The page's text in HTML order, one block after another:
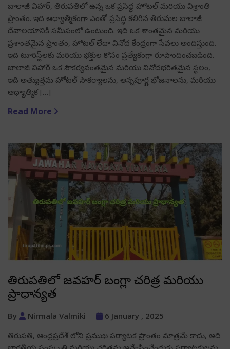
బాలాజీ విహార్, తిరుపతిలో ఉన్న ఒక ప్రసిద్ధ హోటల్ మరియు విశ్రాంతి
ప్రాంతం. ఇది ఆధ్యాత్మికంగా ఎంతో ప్రసిద్ధి కలిగిన తిరుమల బాలాజీ
దేవాలయానికి సమీపంలో ఉంటుంది. ఇది ఒక శాంతమైన మరియు
ప్రశాంతమైన ప్రాంతం, హోటల్ లేదా వినోద కేంద్రంగా సేవలు అందిస్తుంది.
ఇది టూరిస్ట్‌లకు మరియు భక్తుల కోసం ప్రత్యేకంగా రూపొందించబడింది.
బాలాజీ విహార్ ఒక సౌకర్యవంతమైన మరియు వినోదభరితమైన స్థలం,
ఇది అత్యుత్తమ హోటల్ సౌకర్యాలను, అన్నపూర్ణ భోజనాలను, మరియు
ఆధ్యాత్మిక […]
Read More
తిరుపతిలో జవహర్ బంగ్లా చరిత్ర మరియు
ప్రాధాన్యత
By Nirmala Valmiki
6 January , 2025
తిరుపతి, ఆంధ్రప్రదేశ్ లోని ప్రముఖ పర్యాటక ప్రాంతం మాత్రమే కాదు, అది